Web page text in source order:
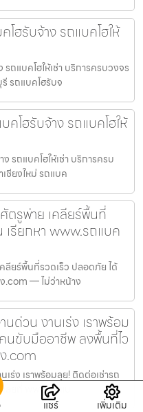
ฮรับจ้าง รถแบคโฮให้
ถแบคโฮให้เช่า บริการครบวงจร
รถแบคโฮรับจ
คโฮรับจ้าง รถแบคโฮให้
รถแบคโฮให้เช่า บริการครบ
เชียงใหม่ รถแบค
ตรูพ่าย เคลียร์พื้นที่
เรียกหา www.รถแบค
ลียร์พื้นที่รวดเร็ว ปลอดภัย ได้
.com — ไม่ว่าหน้าง
ด่วน งานเร่ง เราพร้อม
นขับมืออาชีพ ลงพื้นที่ไว
.com
ร่ง เราพร้อมลุย! ติดต่อเช่ารถ
ยที่ www.รถแบ
แชร์ เพิ่มเติม